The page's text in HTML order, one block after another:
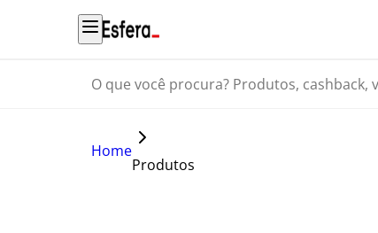
O que você procura? Produtos, cashback, viagens...
Home
Produtos